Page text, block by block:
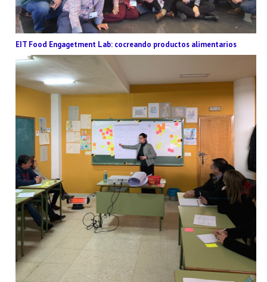
EIT Food Engagetment Lab: cocreando productos alimentarios